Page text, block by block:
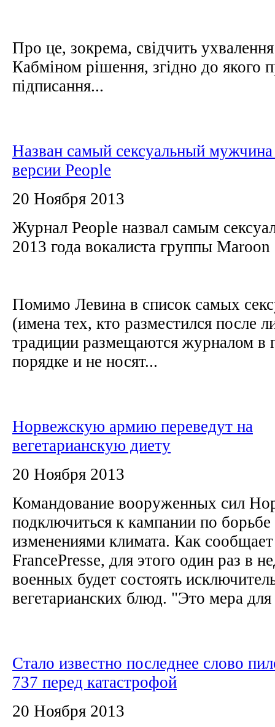
Про це, зокрема, свідчить
Кабміном рішення, згідно до якого
підписання...
Назван самый сексуальный мужчина
версии People
20 Ноября 2013
Журнал People назвал самым
2013 года вокалиста группы
Помимо Левина в список самых
(имена тех, кто разместился после
традиции размещаются журналом в
порядке и не носят...
Норвежскую армию переведут на
вегетарианскую диету
20 Ноября 2013
Командование вооруженных сил
подключиться к кампании по
изменениями климата. Как сообщает
FrancePresse, для этого один раз в
военных будет состоять
вегетарианских блюд. "Это мера
Стало известно последнее слово
737 перед катастрофой
20 Ноября 2013